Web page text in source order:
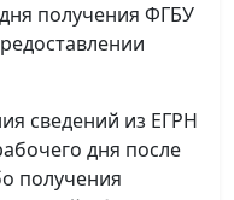
получения ФГБУ
сведений из ЕГРН
дня после
получения